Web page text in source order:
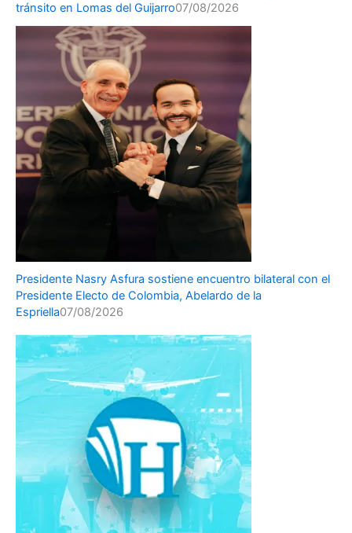
tránsito en Lomas del Guijarro07/08/2026
Presidente Nasry Asfura sostiene encuentro bilateral con el
Presidente Electo de Colombia, Abelardo de la
Espriella07/08/2026